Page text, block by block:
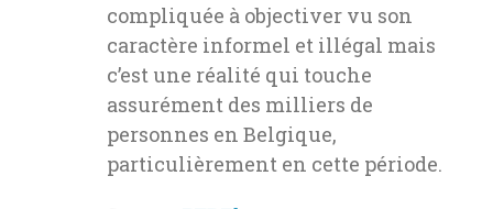
compliquée à objectiver vu son
caractère informel et illégal mais
c’est une réalité qui touche
assurément des milliers de
personnes en Belgique,
particulièrement en cette période.